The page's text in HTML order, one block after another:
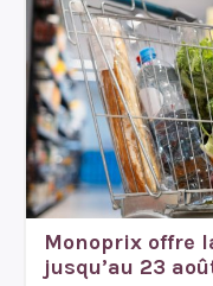
Monoprix offre
jusqu’au 23